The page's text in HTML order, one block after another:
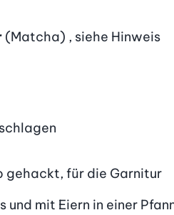
(Matcha) , siehe Hinweis
gehackt, für die Garnitur
und mit Eiern in einer